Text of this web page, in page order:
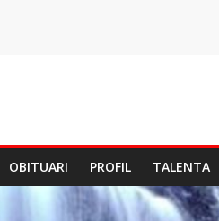
OBITUARI PROFIL TALENTA